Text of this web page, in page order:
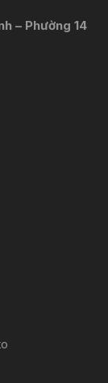
– Phường 14